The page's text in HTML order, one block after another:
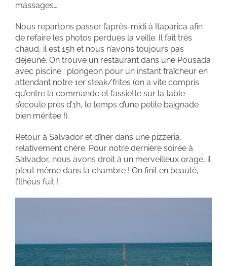
massages…
Nous repartons passer l’après-midi à Itaparica afin
de refaire les photos perdues la veille. Il fait très
chaud, il est 15h et nous n’avons toujours pas
déjeuné. On trouve un restaurant dans une Pousada
avec piscine : plongeon pour un instant fraîcheur en
attendant notre 1er steak/frites (on a vite compris
qu’entre la commande et l’assiette sur la table
s’ecoule près d’1h, le temps d’une petite baignade
bien méritée !).
Retour à Salvador et dîner dans une pizzeria,
relativement chère. Pour notre dernière soirée à
Salvador, nous avons droit à un merveilleux orage, il
pleut même dans la chambre ! On finit en beauté,
l’Ilhéus fuit !